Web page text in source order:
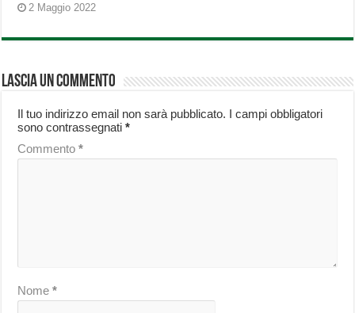
2 Maggio 2022
Lascia un commento
Il tuo indirizzo email non sarà pubblicato. I campi obbligatori
sono contrassegnati*
Commento*
Nome*